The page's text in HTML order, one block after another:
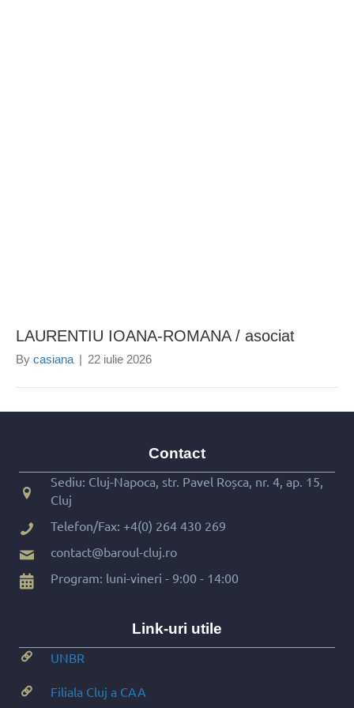
LAURENTIU IOANA-ROMANA / asociat
By casiana | 22 iulie 2026
Contact
Sediu: Cluj-Napoca, str. Pavel Roșca, nr. 4, ap. 15,
Cluj
Telefon/Fax: +4(0) 264 430 269
contact@baroul-cluj.ro
Program: luni-vineri - 9:00 - 14:00
Link-uri utile
UNBR
Filiala Cluj a CAA